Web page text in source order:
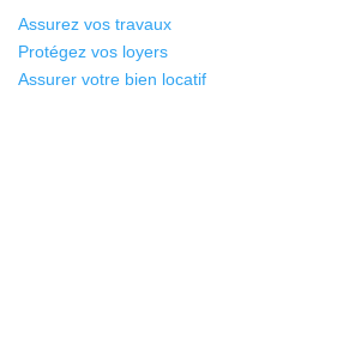
Assurez vos travaux
Protégez vos loyers
Assurer votre bien locatif